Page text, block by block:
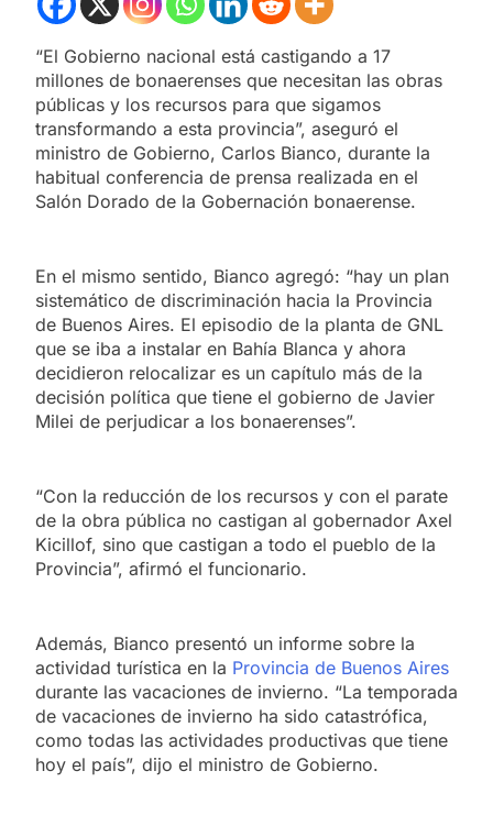
“El Gobierno nacional está castigando a 17
millones de bonaerenses que necesitan las obras
públicas y los recursos para que sigamos
transformando a esta provincia”, aseguró el
ministro de Gobierno, Carlos Bianco, durante la
habitual conferencia de prensa realizada en el
Salón Dorado de la Gobernación bonaerense.
En el mismo sentido, Bianco agregó: “hay un plan
sistemático de discriminación hacia la Provincia
de Buenos Aires. El episodio de la planta de GNL
que se iba a instalar en Bahía Blanca y ahora
decidieron relocalizar es un capítulo más de la
decisión política que tiene el gobierno de Javier
Milei de perjudicar a los bonaerenses”.
“Con la reducción de los recursos y con el parate
de la obra pública no castigan al gobernador Axel
Kicillof, sino que castigan a todo el pueblo de la
Provincia”, afirmó el funcionario.
Además, Bianco presentó un informe sobre la
actividad turística en la Provincia de Buenos Aires
durante las vacaciones de invierno. “La temporada
de vacaciones de invierno ha sido catastrófica,
como todas las actividades productivas que tiene
hoy el país”, dijo el ministro de Gobierno.